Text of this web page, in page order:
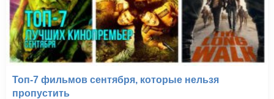
Топ-7 фильмов сентября, которые нельзя
пропустить